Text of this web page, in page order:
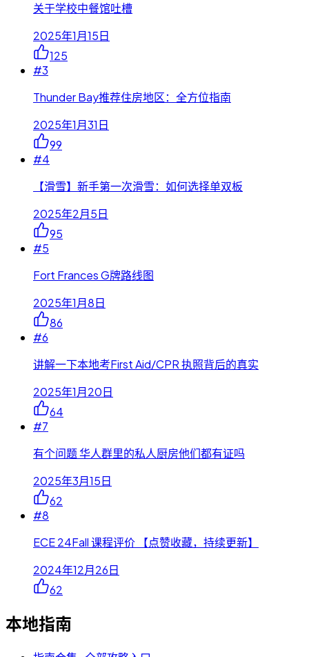
关于学校中餐馆吐槽
2025年1月15日
125
#3
Thunder Bay推荐住房地区：全方位指南
2025年1月31日
99
#4
【滑雪】新手第一次滑雪：如何选择单双板
2025年2月5日
95
#5
Fort Frances G牌路线图
2025年1月8日
86
#6
讲解一下本地考First Aid/CPR 执照背后的真实
2025年1月20日
64
#7
有个问题 华人群里的私人厨房他们都有证吗
2025年3月15日
62
#8
ECE 24Fall 课程评价 【点赞收藏，持续更新】
2024年12月26日
62
本地指南